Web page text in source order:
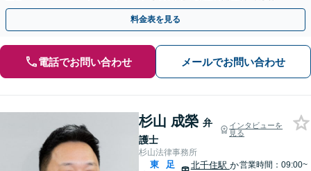
せください【完全個室】【子連れ相談OK】
料金表を見る
電話でお問い合わせ メールでお問い合わせ
杉山 成榮 弁
護士
インタビューを
見る
杉山法律事務所
東
足
北千住駅 か営業時間：09:00~